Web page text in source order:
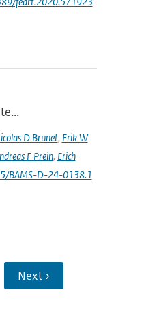
D Brunet, Erik W
F Prein, Erich
BAMS-D-24-0138.1
Next ›